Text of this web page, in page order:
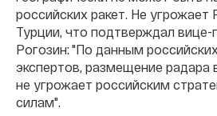
российских ракет. Не угрожает
Турции, что подтверждал
Рогозин: "По данным
экспертов, размещение радара
не угрожает российским
силам".